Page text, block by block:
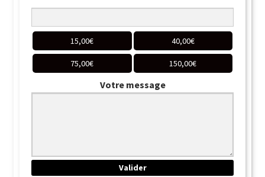
15,00€ 40,00€
75,00€ 150,00€
Votre message